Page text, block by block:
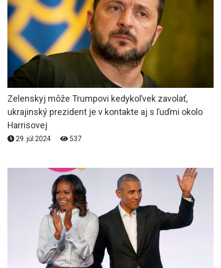
Zelenskyj môže Trumpovi kedykoľvek zavolať,
ukrajinský prezident je v kontakte aj s ľuďmi okolo
Harrisovej
29. júl 2024 537